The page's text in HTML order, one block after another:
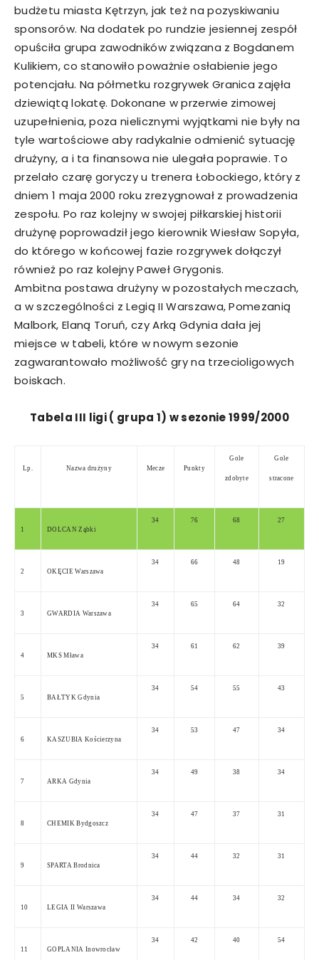
budżetu miasta Kętrzyn, jak też na pozyskiwaniu
sponsorów. Na dodatek po rundzie jesiennej zespół
opuściła grupa zawodników związana z Bogdanem
Kulikiem, co stanowiło poważnie osłabienie jego
potencjału. Na półmetku rozgrywek Granica zajęła
dziewiątą lokatę. Dokonane w przerwie zimowej
uzupełnienia, poza nielicznymi wyjątkami nie były na
tyle wartościowe aby radykalnie odmienić sytuację
drużyny, a i ta finansowa nie ulegała poprawie. To
przelało czarę goryczy u trenera Łobockiego, który z
dniem 1 maja 2000 roku zrezygnował z prowadzenia
zespołu. Po raz kolejny w swojej piłkarskiej historii
drużynę poprowadził jego kierownik Wiesław Sopyła,
do którego w końcowej fazie rozgrywek dołączył
również po raz kolejny Paweł Grygonis.
Ambitna postawa drużyny w pozostałych meczach,
a w szczególności z Legią II Warszawa, Pomezanią
Malbork, Elaną Toruń, czy Arką Gdynia dała jej
miejsce w tabeli, które w nowym sezonie
zagwarantowało możliwość gry na trzecioligowych
boiskach.
Tabela III ligi ( grupa 1) w sezonie 1999/2000
Lp. Nazwa drużyny Mecze Punkty
Gole
zdobyte
Gole
stracone
1 DOLCAN Ząbki
34 76 68 27
2 OKĘCIE Warszawa
34 66 48 19
3 GWARDIA Warszawa
34 65 64 32
4 MKS Mława
34 61 62 39
5 BAŁTYK Gdynia
34 54 55 43
6 KASZUBIA Kościerzyna
34 53 47 34
7 ARKA Gdynia
34 49 38 34
8 CHEMIK Bydgoszcz
34 47 37 31
9 SPARTA Brodnica
34 44 32 31
10 LEGIA II Warszawa
34 44 34 32
11 GOPLANIA Inowrocław
34 42 40 54